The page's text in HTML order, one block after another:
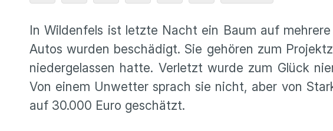
In Wildenfels ist letzte Nacht ein Baum auf
Autos wurden beschädigt. Sie gehören zum
niedergelassen hatte. Verletzt wurde zum Glück
Von einem Unwetter sprach sie nicht, aber von
auf 30.000 Euro geschätzt.